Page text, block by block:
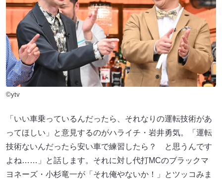
©ytv
「いい車乗っているんだったら、それなりの運転技術があ
ってほしい」と意見するのがハライチ・岩井勇気。「運転
技術ないんだったら安い車で練習したら？ と思うんです
よね……」と話します。それに対し代打MCのブラックマ
ヨネーズ・小杉竜一が「それ俺やないか！」とツッコみま